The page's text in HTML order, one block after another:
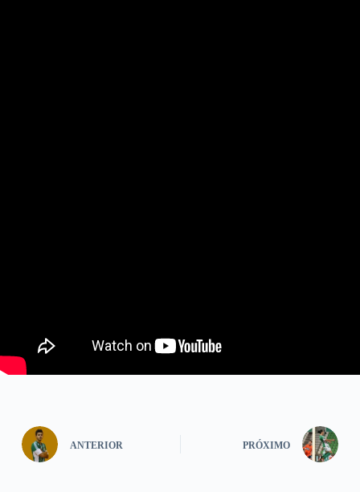
ANTERIOR PRÓXIMO